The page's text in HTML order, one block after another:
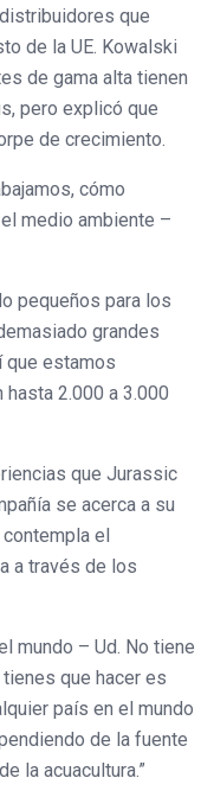
que
de la UE. Kowalski
de gama alta tienen
pero explicó que
de crecimiento.
cómo
medio ambiente –
pequeños para los
grandes
que estamos
2.000 a 3.000
que Jurassic
se acerca a su
el
a través de los
mundo – Ud. No tiene
tienes que hacer es
país en el mundo
de la fuente
la acuacultura.”